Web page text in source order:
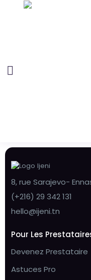
8, rue Sarajevo-
(+216) 29 342 131
hello@ijeni.tn
Pour Les
Devenez Prestataire
Astuces Pro